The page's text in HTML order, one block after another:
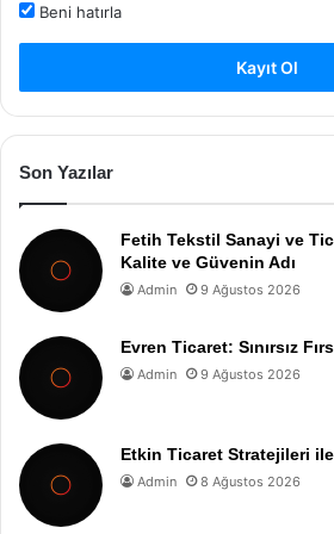
Beni hatırla
Kayıt Ol
Son Yazılar
Fetih Tekstil Sanayi ve
Kalite ve Güvenin Adı
Admin 9 Ağustos 2026
Evren Ticaret: Sınırsız
Admin 9 Ağustos 2026
Etkin Ticaret Stratejileri ile
Admin 8 Ağustos 2026